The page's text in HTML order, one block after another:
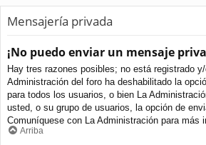
Mensajería privada
¡No puedo enviar un mensaje
Hay tres razones posibles; no está registrado
Administración del foro ha deshabilitado la
para todos los usuarios, o bien La
usted, o su grupo de usuarios, la opción de
Comuníquese con La Administración para más
Arriba